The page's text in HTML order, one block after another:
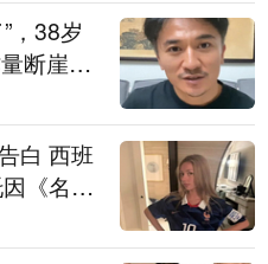
，38岁
断崖式
多了
白 西班
《名校